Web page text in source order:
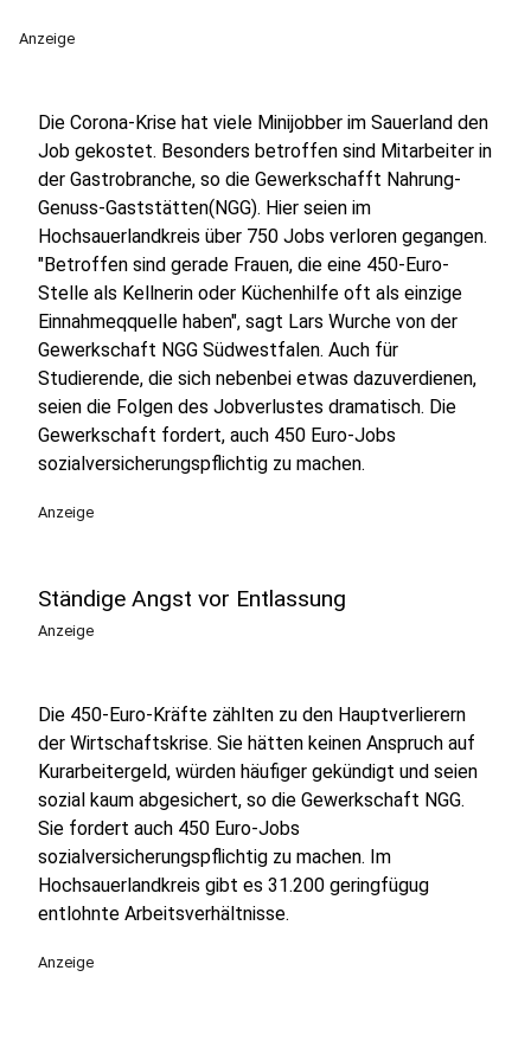
Anzeige
Die Corona-Krise hat viele Minijobber im Sauerland den
Job gekostet. Besonders betroffen sind Mitarbeiter in
der Gastrobranche, so die Gewerkschafft Nahrung-
Genuss-Gaststätten(NGG). Hier seien im
Hochsauerlandkreis über 750 Jobs verloren gegangen.
"Betroffen sind gerade Frauen, die eine 450-Euro-
Stelle als Kellnerin oder Küchenhilfe oft als einzige
Einnahmeqquelle haben", sagt Lars Wurche von der
Gewerkschaft NGG Südwestfalen. Auch für
Studierende, die sich nebenbei etwas dazuverdienen,
seien die Folgen des Jobverlustes dramatisch. Die
Gewerkschaft fordert, auch 450 Euro-Jobs
sozialversicherungspflichtig zu machen.
Anzeige
Ständige Angst vor Entlassung
Anzeige
Die 450-Euro-Kräfte zählten zu den Hauptverlierern
der Wirtschaftskrise. Sie hätten keinen Anspruch auf
Kurarbeitergeld, würden häufiger gekündigt und seien
sozial kaum abgesichert, so die Gewerkschaft NGG.
Sie fordert auch 450 Euro-Jobs
sozialversicherungspflichtig zu machen. Im
Hochsauerlandkreis gibt es 31.200 geringfügug
entlohnte Arbeitsverhältnisse.
Anzeige